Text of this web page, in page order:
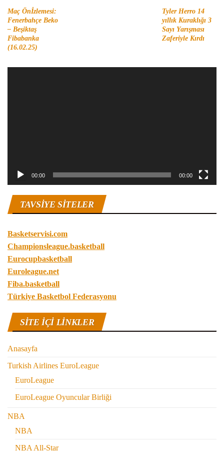
Maç Önİzlemesi:
Fenerbahçe Beko
– Beşiktaş
Fibabanka
(16.02.25)
Tyler Herro 14
yıllık Kuraklığı 3
Sayı Yarışması
Zaferiyle Kırdı
00:00 00:00
TAVSIYE SITELER
Basketservisi.com
Championsleague.basketball
Eurocupbasketball
Euroleague.net
Fiba.basketball
Türkiye Basketbol Federasyonu
SITE IÇI LINKLER
Anasayfa
Turkish Airlines EuroLeague
EuroLeague
EuroLeague Oyuncular Birliği
NBA
NBA
NBA All-Star